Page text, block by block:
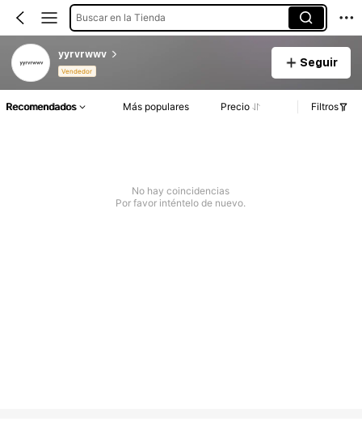
Buscar en la Tienda
yyrvrwwv
Vendedor
Seguir
Recomendados Más populares Precio Filtros
No hay coincidencias
Por favor inténtelo de nuevo.